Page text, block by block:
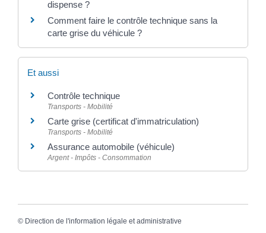
dispense ?
Comment faire le contrôle technique sans la
carte grise du véhicule ?
Et aussi
Contrôle technique
Transports - Mobilité
Carte grise (certificat d'immatriculation)
Transports - Mobilité
Assurance automobile (véhicule)
Argent - Impôts - Consommation
© Direction de l'information légale et administrative